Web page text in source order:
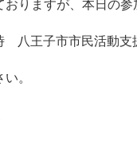
りますが、本日の
八王子市市民活動支
。